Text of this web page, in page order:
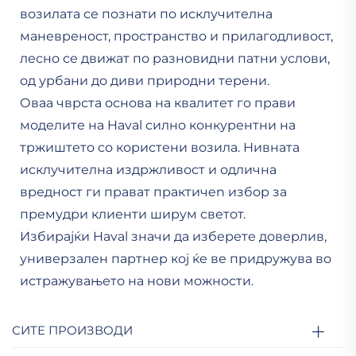
возилата се познати по исклучителна
маневреност, пространство и прилагодливост,
лесно се движат по разновидни патни услови,
од урбани до диви природни терени.
Оваа чврста основа на квалитет го прави
моделите на Haval силно конкурентни на
тржиштето со користени возила. Нивната
исклучителна издржливост и одлична
вредност ги прават практичen избор за
премудри клиенти ширум светот.
Избирајќи Haval значи да изберете доверлив,
универзален партнер кој ќе ве придружува во
истражувањето на нови можности.
СИТЕ ПРОИЗВОДИ